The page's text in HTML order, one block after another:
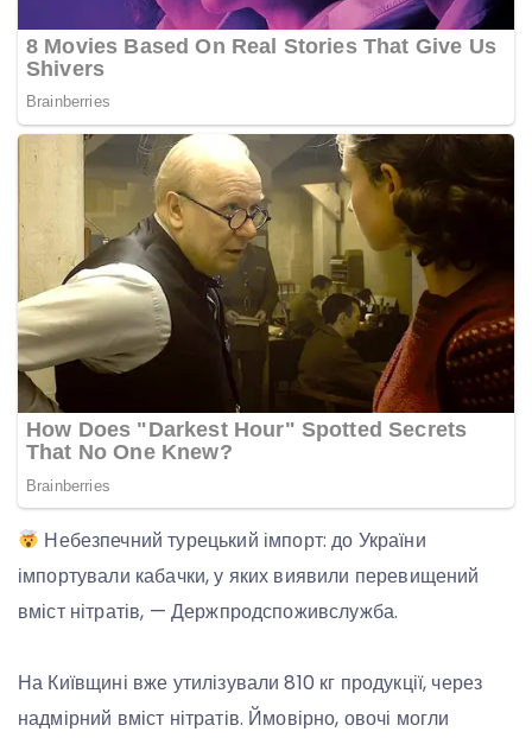
Небезпечний турецький імпорт: до України
імпортували кабачки, у яких виявили перевищений
вміст нітратів, — Держпродспоживслужба.
На Київщині вже утилізували 810 кг продукції, через
надмірний вміст нітратів. Ймовірно, овочі могли